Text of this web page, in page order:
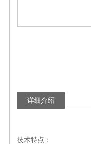
详细介绍
技术特点：